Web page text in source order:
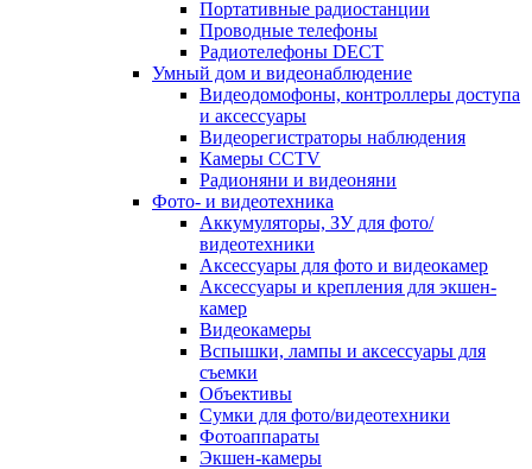
Портативные радиостанции
Проводные телефоны
Радиотелефоны DECT
Умный дом и видеонаблюдение
Видеодомофоны, контроллеры доступа
и аксессуары
Видеорегистраторы наблюдения
Камеры CCTV
Радионяни и видеоняни
Фото- и видеотехника
Аккумуляторы, ЗУ для фото/
видеотехники
Аксессуары для фото и видеокамер
Аксессуары и крепления для экшен-
камер
Видеокамеры
Вспышки, лампы и аксессуары для
съемки
Объективы
Сумки для фото/видеотехники
Фотоаппараты
Экшен-камеры